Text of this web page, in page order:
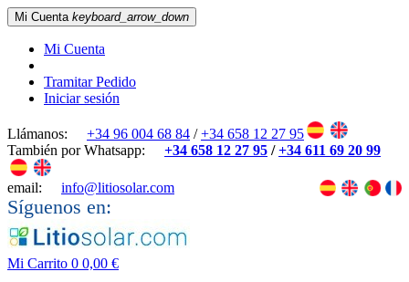
Mi Cuenta keyboard_arrow_down
Mi Cuenta
Tramitar Pedido
Iniciar sesión
Llámanos: +34 96 004 68 84 /+34 658 12 27 95
También por Whatsapp:
+34 658 12 27 95 /+34 611 69 20 99
email: info@litiosolar.com
Síguenos en:
Mi Carrito 0 0,00 €